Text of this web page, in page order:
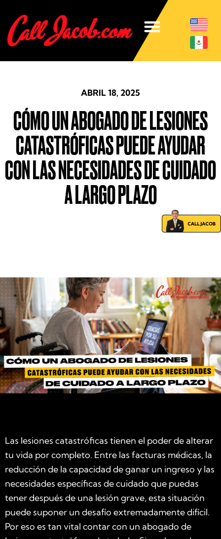
ABRIL 18, 2025
CÓMO UN ABOGADO DE LESIONES
CATASTRÓFICAS PUEDE AYUDAR
CON LAS NECESIDADES DE CUIDADO
A LARGO PLAZO
Las lesiones catastróficas tienen el poder de alterar
tu vida por completo. Entre las facturas médicas, la
reducción de la capacidad de ganar un ingreso y las
necesidades específicas de cuidado que puedas
tener después de una lesión grave, esta situación
puede suponer un desafío extremadamente difícil.
Por eso es tan vital contar con un abogado de